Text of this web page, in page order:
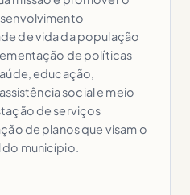
de vida da população
de políticas
educação,
social e meio
de serviços
de planos que visam o
município.